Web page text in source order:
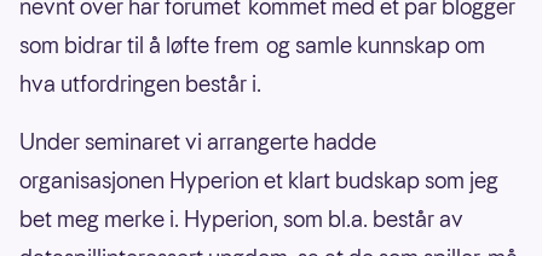
nevnt over har forumet kommet med et par blogger
som bidrar til å løfte frem og samle kunnskap om
hva utfordringen består i.
Under seminaret vi arrangerte hadde
organisasjonen Hyperion et klart budskap som jeg
bet meg merke i. Hyperion, som bl.a. består av